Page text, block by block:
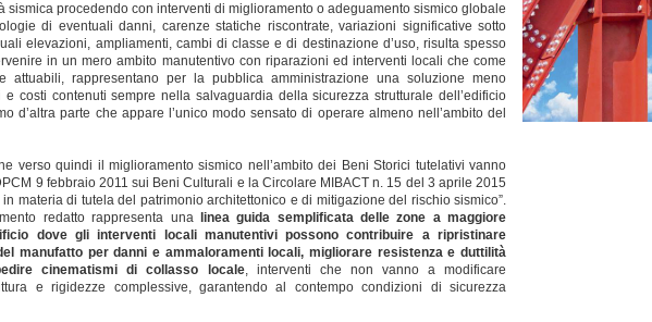
sismica procedendo con interventi di miglioramento o adeguamento sismico globale
di eventuali danni, carenze statiche riscontrate, variazioni significative sotto
elevazioni, ampliamenti, cambi di classe e di destinazione d’uso, risulta spesso
in un mero ambito manutentivo con riparazioni ed interventi locali che come
attuabili, rappresentano per la pubblica amministrazione una soluzione meno
costi contenuti sempre nella salvaguardia della sicurezza strutturale dell’edificio
d’altra parte che appare l’unico modo sensato di operare almeno nell’ambito del
verso quindi il miglioramento sismico nell’ambito dei Beni Storici tutelativi vanno
9 febbraio 2011 sui Beni Culturali e la Circolare MIBACT n. 15 del 3 aprile 2015
materia di tutela del patrimonio architettonico e di mitigazione del rischio sismico”.
redatto rappresenta una
linea guida semplificata delle zone a maggiore
dove gli interventi locali manutentivi possono contribuire a ripristinare
manufatto per danni e ammaloramenti locali, migliorare resistenza e duttilità
cinematismi di collasso locale, interventi che non vanno a modificare
e rigidezze complessive, garantendo al contempo condizioni di sicurezza